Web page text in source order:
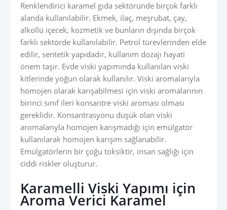
Renklendirici karamel gıda sektöründe birçok farklı
alanda kullanılabilir. Ekmek, ilaç, meşrubat, çay,
alkollü içecek, kozmetik ve bunların dışında birçok
farklı sektörde kullanılabilir. Petrol türevlerinden elde
edilir, sentetik yapıdadır, kullanım dozajı hayati
önem taşır. Evde viski yapımında kullanılan viski
kitlerinde yoğun olarak kullanılır. Viski aromalarıyla
homojen olarak karışabilmesi için viski aromalarının
birinci sınıf ileri konsantre viski aroması olması
gereklidir. Konsantrasyonu düşük olan viski
aromalarıyla homojen karışmadığı için emülgatör
kullanılarak homojen karışım sağlanabilir.
Emülgatörlerin bir çoğu toksiktir, insan sağlığı için
ciddi riskler oluşturur.
Karamelli Viski Yapımı için
Aroma Verici Karamel